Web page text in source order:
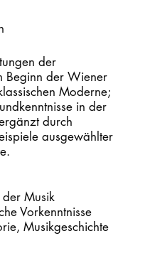
der
Beginn der Wiener
Moderne;
in der
durch
ausgewählter
der Musik
Vorkenntnisse
Musikgeschichte
myCampus
Online-